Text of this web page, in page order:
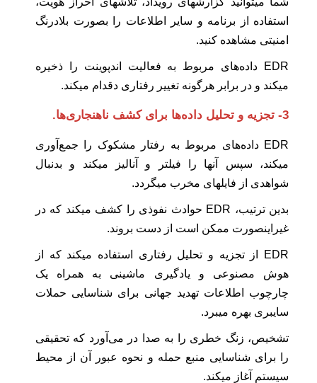
استفاده از برنامه و سایر اطلاعات را بصورت بلادرنگ
امنیتی مشاهده کنید.
EDR داده‌های مربوط به فعالیت اندپوینت را ذخیره
میکند و در برابر هرگونه تغییر رفتاری دقدام میکند.
3- تجزیه و تحلیل داده‌ها برای کشف ناهنجاری‌ها.
EDR داده‌های مربوط به رفتار مشکوک را جمع‌آوری
میکند، سپس آنها را فیلتر و آنالیز میکند و بدنبال
شواهدی از فایلهای مخرب میگردد.
بدین ترتیب، EDR حوادث نفوذی را کشف میکند که در
غیراینصورت ممکن است از دست بروند.
EDR از تجزیه و تحلیل رفتاری استفاده میکند که از
هوش مصنوعی و یادگیری ماشینی به همراه یک
چارچوب اطلاعات تهدید جهانی برای شناسایی حملات
سایبری بهره میبرد.
تشخیص، زنگ خطری را به صدا در می‌آورد که تحقیقی
را برای شناسایی منبع حمله و نحوه عبور آن از محیط
سیستم آغاز میکند.